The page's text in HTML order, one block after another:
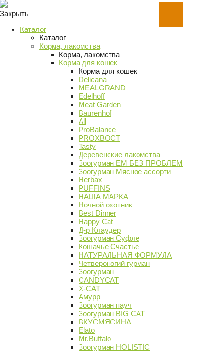
Закрыть
Каталог
Каталог
Корма, лакомства
Корма, лакомства
Корма для кошек
Корма для кошек
Delicana
MEALGRAND
Edelhoff
Meat Garden
Baurenhof
All
ProBalance
PROХВОСТ
Tasty
Деревенские лакомства
Зоогурман ЕМ БЕЗ ПРОБЛЕМ
Зоогурман Мясное ассорти
Herbax
PUFFINS
НАША МАРКА
Ночной охотник
Best Dinner
Happy Cat
Д-р Клаудер
Зоогурман Суфле
Кошачье Счастье
НАТУРАЛЬНАЯ ФОРМУЛА
Четвероногий гурман
Зоогурман
CANDYCAT
X-CAT
Амурр
Зоогурман пауч
Зоогурман BIG CAT
ВКУСМЯСИНА
Elato
Mr.Buffalo
Зоогурман HOLISTIC